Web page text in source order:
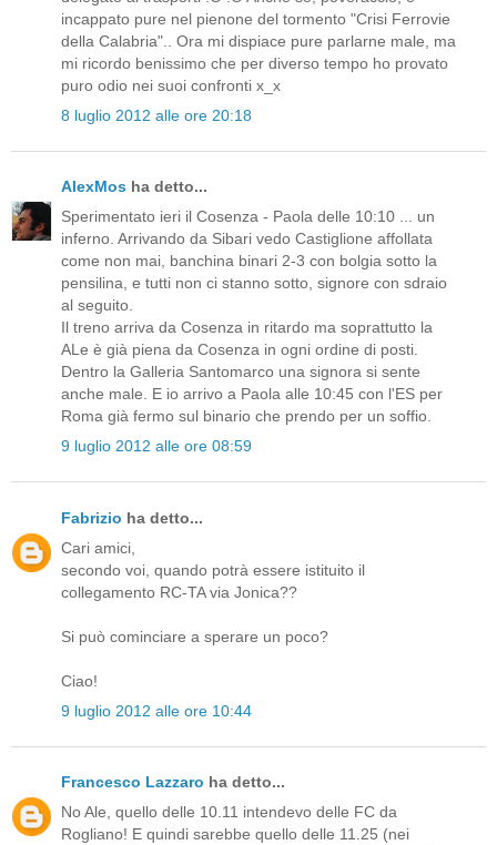
incappato pure nel pienone del tormento "Crisi Ferrovie
della Calabria".. Ora mi dispiace pure parlarne male, ma
mi ricordo benissimo che per diverso tempo ho provato
puro odio nei suoi confronti x_x
8 luglio 2012 alle ore 20:18
AlexMos ha detto...
Sperimentato ieri il Cosenza - Paola delle 10:10 ... un
inferno. Arrivando da Sibari vedo Castiglione affollata
come non mai, banchina binari 2-3 con bolgia sotto la
pensilina, e tutti non ci stanno sotto, signore con sdraio
al seguito.
Il treno arriva da Cosenza in ritardo ma soprattutto la
ALe è già piena da Cosenza in ogni ordine di posti.
Dentro la Galleria Santomarco una signora si sente
anche male. E io arrivo a Paola alle 10:45 con l'ES per
Roma già fermo sul binario che prendo per un soffio.
9 luglio 2012 alle ore 08:59
Fabrizio ha detto...
Cari amici,
secondo voi, quando potrà essere istituito il
collegamento RC-TA via Jonica??
Si può cominciare a sperare un poco?
Ciao!
9 luglio 2012 alle ore 10:44
Francesco Lazzaro ha detto...
No Ale, quello delle 10.11 intendevo delle FC da
Rogliano! E quindi sarebbe quello delle 11.25 (nei